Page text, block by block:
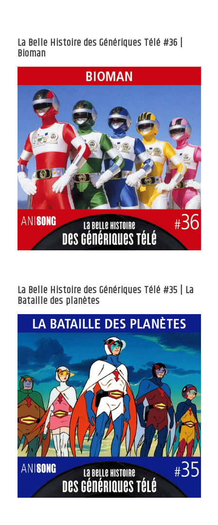
La Belle Histoire des Génériques Télé #36 |
Bioman
La Belle Histoire des Génériques Télé #35 | La
Bataille des planètes